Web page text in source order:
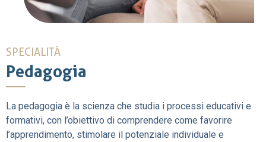
SPECIALITÀ
Pedagogia
La pedagogia è la scienza che studia i processi educativi e
formativi, con l’obiettivo di comprendere come favorire
l’apprendimento, stimolare il potenziale individuale e